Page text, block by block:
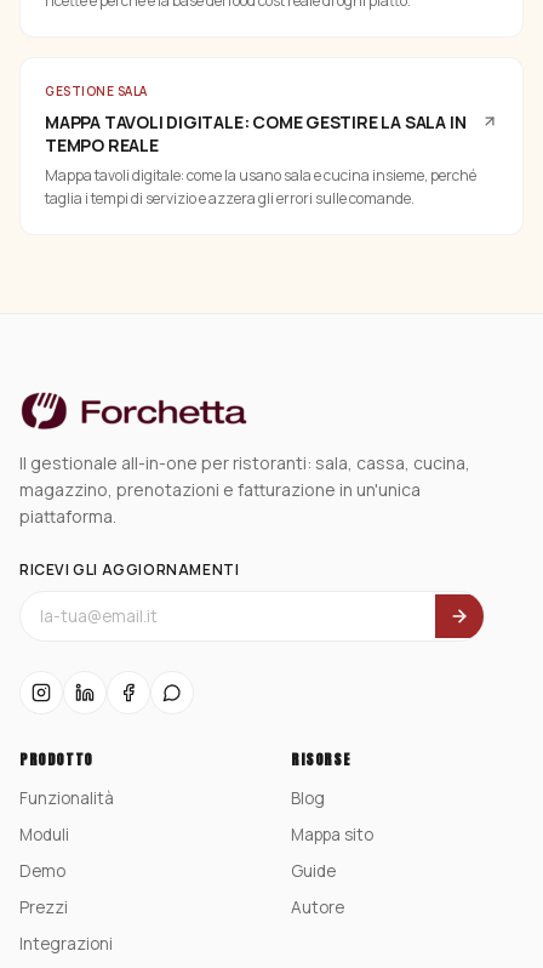
GESTIONE SALA
MAPPA TAVOLI DIGITALE: COME GESTIRE LA SALA IN
TEMPO REALE
Mappa tavoli digitale: come la usano sala e cucina insieme, perché
taglia i tempi di servizio e azzera gli errori sulle comande.
Il gestionale all-in-one per ristoranti: sala, cassa, cucina,
magazzino, prenotazioni e fatturazione in un'unica
piattaforma.
RICEVI GLI AGGIORNAMENTI
PRODOTTO
Funzionalità
Moduli
Demo
Prezzi
Integrazioni
RISORSE
Blog
Mappa sito
Guide
Autore